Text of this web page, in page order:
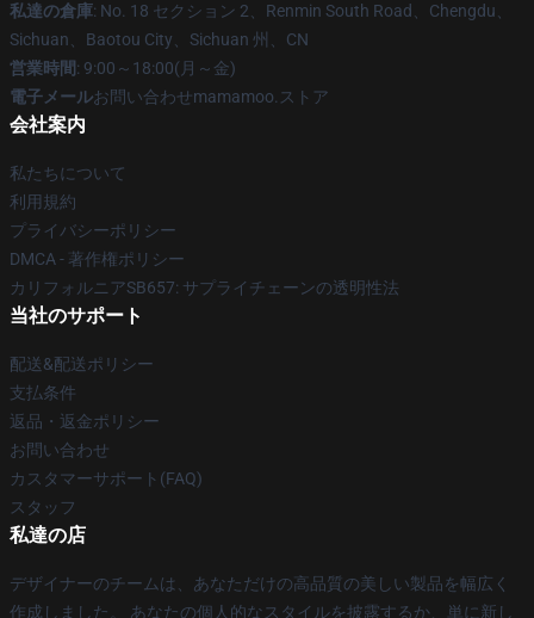
私達の倉庫: No. 18 セクション 2、Renmin South Road、Chengdu、
Sichuan、Baotou City、Sichuan 州、CN
営業時間: 9:00～18:00(月～金)
電子メールお問い合わせmamamoo.ストア
会社案内
私たちについて
利用規約
プライバシーポリシー
DMCA - 著作権ポリシー
カリフォルニアSB657: サプライチェーンの透明性法
当社のサポート
配送&配送ポリシー
支払条件
返品・返金ポリシー
お問い合わせ
カスタマーサポート(FAQ)
スタッフ
私達の店
デザイナーのチームは、あなただけの高品質の美しい製品を幅広く
作成しました。 あなたの個人的なスタイルを披露するか、単に新し